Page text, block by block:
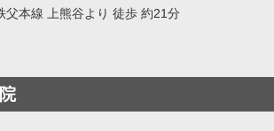
父本線 上熊谷より 徒歩 約21分